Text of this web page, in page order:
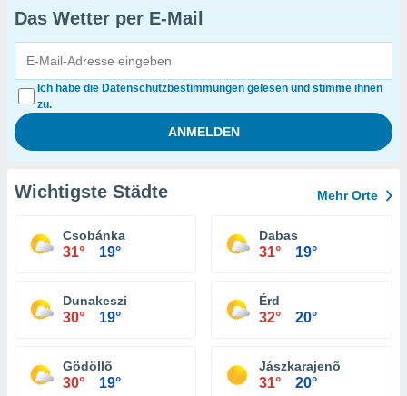
Das Wetter per E-Mail
Ich habe die Datenschutzbestimmungen gelesen und stimme ihnen
zu.
Wichtigste Städte Mehr Orte
Csobánka
31° 19°
Dabas
31° 19°
Dunakeszi
30° 19°
Érd
32° 20°
Gödöllõ
30° 19°
Jászkarajenõ
31° 20°